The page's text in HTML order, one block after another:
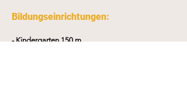
Bildungseinrichtungen:
- Kindergarten 150 m